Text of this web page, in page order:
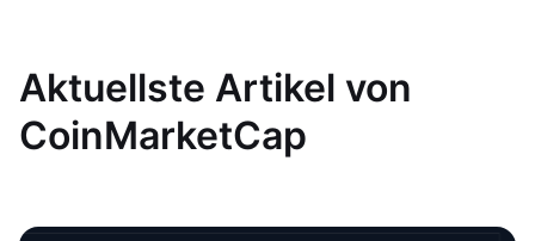
Aktuellste Artikel von
CoinMarketCap